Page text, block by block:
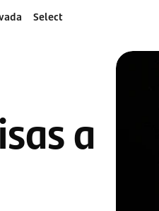
Select
a